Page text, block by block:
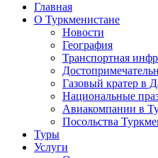
Главная
О Туркменистане
Новости
География
Транспортная
Газовый кратер в
Национальные
Авиакомпании в
Посольства
Туры
Услуги